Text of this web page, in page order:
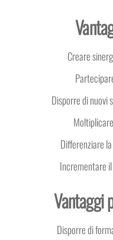
Creare
Disporre di nuovi
Differenziare
Incrementare
Vantaggi
Disporre di